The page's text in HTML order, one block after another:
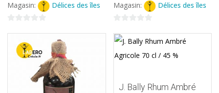
Magasin: Délices des îles Magasin: Délices des îles
sur
J. Bally Rhum Ambré